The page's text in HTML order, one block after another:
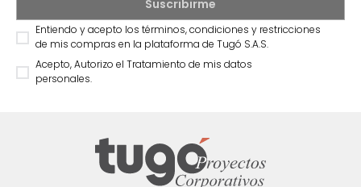
Entiendo y acepto los términos, condiciones y restricciones
de mis compras en la plataforma de Tugó S.A.S.
Acepto, Autorizo el Tratamiento de mis datos
personales.